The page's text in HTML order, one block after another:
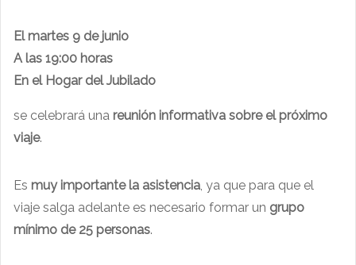
El martes 9 de junio
A las 19:00 horas
En el Hogar del Jubilado
se celebrará una reunión informativa sobre el próximo
viaje.
Es muy importante la asistencia, ya que para que el
viaje salga adelante es necesario formar un grupo
mínimo de 25 personas.